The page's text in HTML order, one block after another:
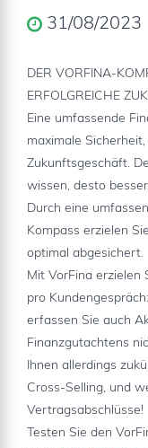
31/08/2023
DER VORFINA-
ERFOLGREICHE
Eine umfassende
maximale
Zukunftsgeschäft.
wissen, desto
Durch eine
Kompass erzielen
optimal abgesichert.
Mit VorFina erzielen
pro
erfassen Sie auch
Finanzgutachtens
Ihnen allerdings
Cross-Selling, und
Vertragsabschlüsse!
Testen Sie den